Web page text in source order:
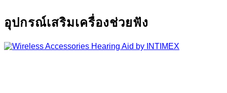
อุปกรณ์เสริมเครื่องช่วยฟัง